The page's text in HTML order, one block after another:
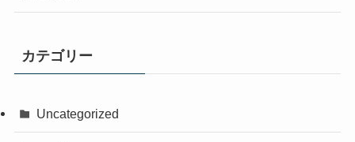
カテゴリー
Uncategorized